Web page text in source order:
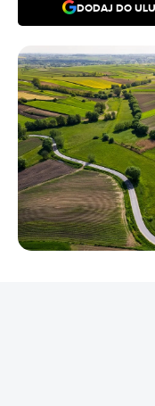
DODAJ DO